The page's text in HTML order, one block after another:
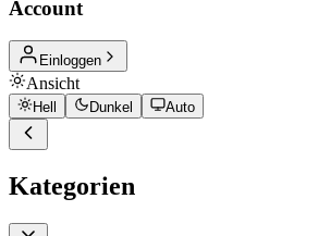
Account
Einloggen
Ansicht
Hell Dunkel Auto
Kategorien